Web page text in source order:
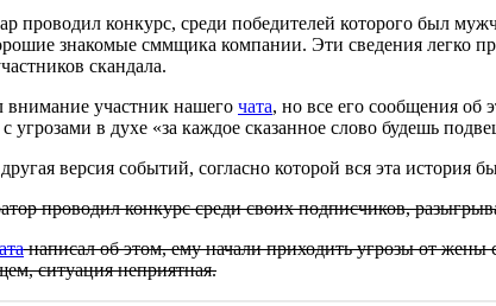
проводил конкурс, среди победителей которого был
знакомые сммщика компании. Эти сведения легко
скандала.
внимание участник нашего чата, но все его сообщения об
угрозами в духе «за каждое сказанное слово будешь
версия событий, согласно которой вся эта
проводил конкурс среди своих подписчиков,
написал об этом, ему начали приходить угрозы от
ситуация неприятная.